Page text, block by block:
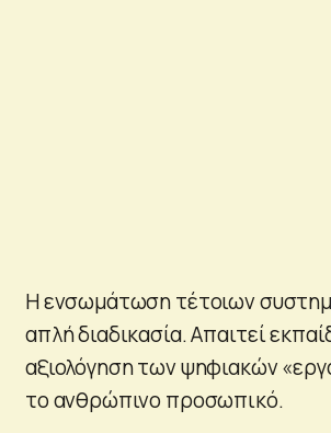
Η ενσωμάτωση τέτοιων
απλή διαδικασία. Απαιτεί
αξιολόγηση των ψηφιακών
το ανθρώπινο προσωπικό.